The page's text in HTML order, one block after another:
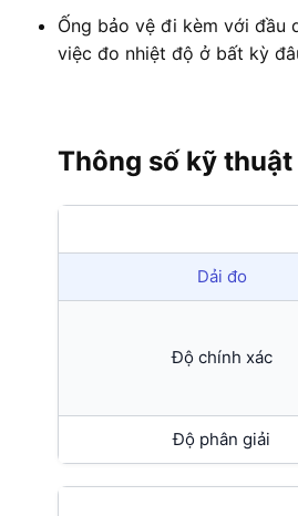
Ống bảo vệ đi kèm với đầu
việc đo nhiệt độ ở bất kỳ
Thông số kỹ
Dải đo
Độ chính xác
Độ phân giải